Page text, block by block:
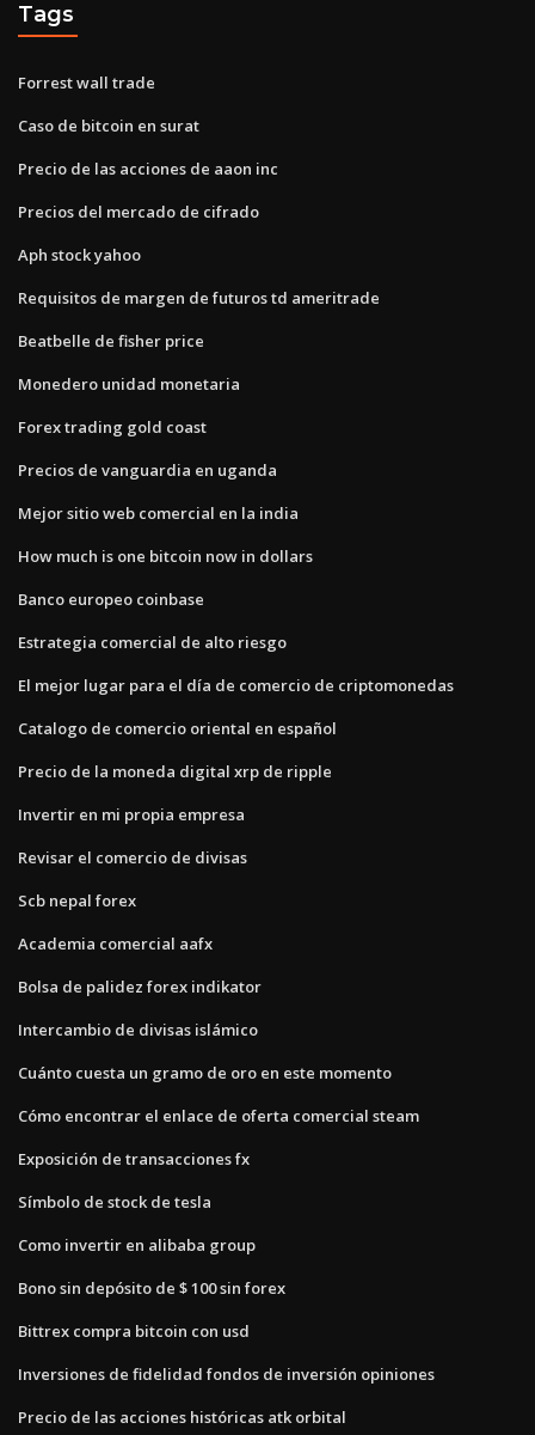
Tags
Forrest wall trade
Caso de bitcoin en surat
Precio de las acciones de aaon inc
Precios del mercado de cifrado
Aph stock yahoo
Requisitos de margen de futuros td ameritrade
Beatbelle de fisher price
Monedero unidad monetaria
Forex trading gold coast
Precios de vanguardia en uganda
Mejor sitio web comercial en la india
How much is one bitcoin now in dollars
Banco europeo coinbase
Estrategia comercial de alto riesgo
El mejor lugar para el día de comercio de criptomonedas
Catalogo de comercio oriental en español
Precio de la moneda digital xrp de ripple
Invertir en mi propia empresa
Revisar el comercio de divisas
Scb nepal forex
Academia comercial aafx
Bolsa de palidez forex indikator
Intercambio de divisas islámico
Cuánto cuesta un gramo de oro en este momento
Cómo encontrar el enlace de oferta comercial steam
Exposición de transacciones fx
Símbolo de stock de tesla
Como invertir en alibaba group
Bono sin depósito de $ 100 sin forex
Bittrex compra bitcoin con usd
Inversiones de fidelidad fondos de inversión opiniones
Precio de las acciones históricas atk orbital